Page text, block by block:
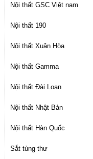
Nội thất GSC Việt nam
Nội thất 190
Nội thất Xuân Hòa
Nội thất Gamma
Nội thất Đài Loan
Nội thất Nhật Bản
Nội thất Hàn Quốc
Sắt tùng thư